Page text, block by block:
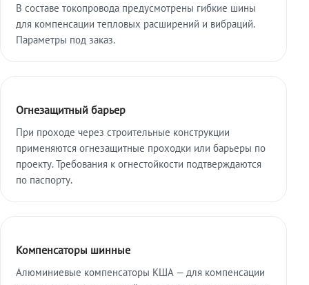
В составе токопровода предусмотрены гибкие шины
для компенсации тепловых расширений и вибраций.
Параметры под заказ.
Огнезащитный барьер
При проходе через строительные конструкции
применяются огнезащитные проходки или барьеры по
проекту. Требования к огнестойкости подтверждаются
по паспорту.
Компенсаторы шинные
Алюминиевые компенсаторы КША — для компенсации